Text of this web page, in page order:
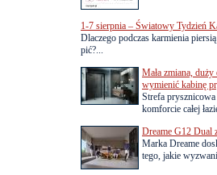
1-7 sierpnia – Światowy Tydzień
Dlaczego podczas karmienia
pić?...
Mała zmiana,
wymienić kabinę
Strefa
komforcie całej
Dreame G12 Dual
Marka Dreame
tego, jakie